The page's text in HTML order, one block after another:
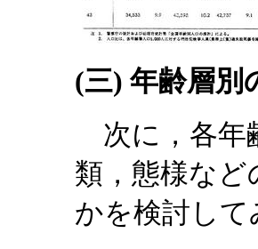
(三) 年齢層別
次に，各年
類，態様な
かを検討して